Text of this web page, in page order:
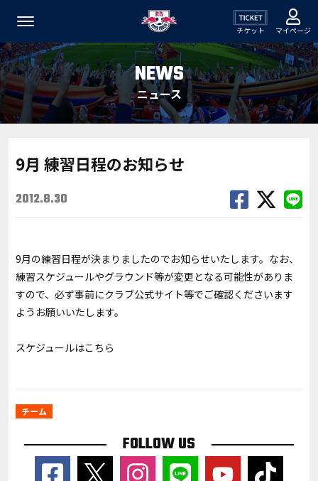
チケット マイページ
NEWS
ニュース
9月 練習日程のお知らせ
2012.8.30
9月の練習日程が決まりましたのでお知らせいたします。なお、
練習スケジュールやグラウンド等が変更となる可能性がありま
すので、必ず事前にクラブ公式サイト等でご確認くださいます
ようお願いいたします。
スケジュールはこちら
チーム
FOLLOW US